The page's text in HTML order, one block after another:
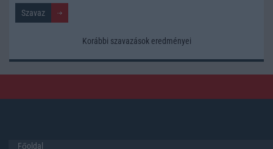
Korábbi szavazások eredményei
Főoldal